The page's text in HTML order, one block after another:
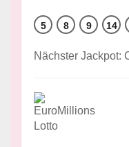
5 8 9 14
Nächster Jackpot: